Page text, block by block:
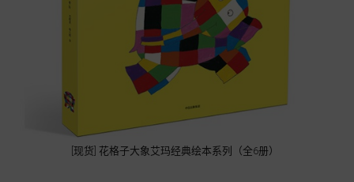
[现货] 花格子大象艾玛经典绘本系列（全6册）